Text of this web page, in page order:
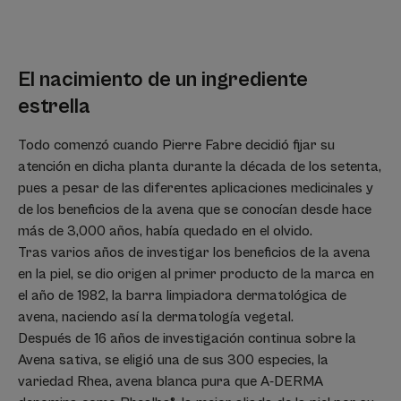
El nacimiento de un ingrediente
estrella
Todo comenzó cuando Pierre Fabre decidió fijar su
atención en dicha planta durante la década de los setenta,
pues a pesar de las diferentes aplicaciones medicinales y
de los beneficios de la avena que se conocían desde hace
más de 3,000 años, había quedado en el olvido.
Tras varios años de investigar los beneficios de la avena
en la piel, se dio origen al primer producto de la marca en
el año de 1982, la barra limpiadora dermatológica de
avena, naciendo así la dermatología vegetal.
Después de 16 años de investigación continua sobre la
Avena sativa, se eligió una de sus 300 especies, la
variedad Rhea, avena blanca pura que A-DERMA